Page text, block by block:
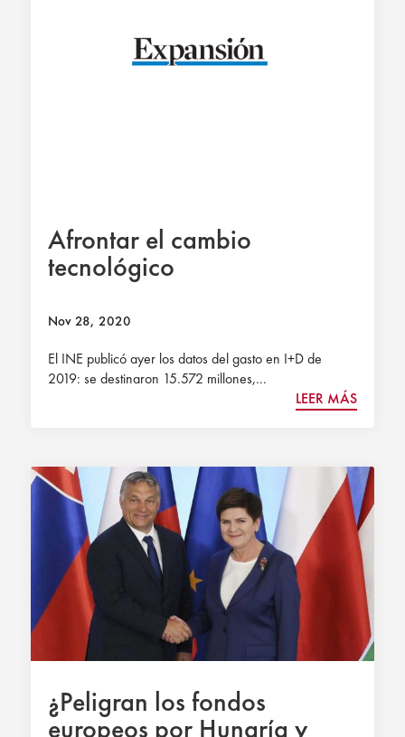
Afrontar el cambio
tecnológico
Nov 28, 2020
El INE publicó ayer los datos del gasto en I+D de
2019: se destinaron 15.572 millones,...
LEER MÁS
¿Peligran los fondos
europeos por Hungría y